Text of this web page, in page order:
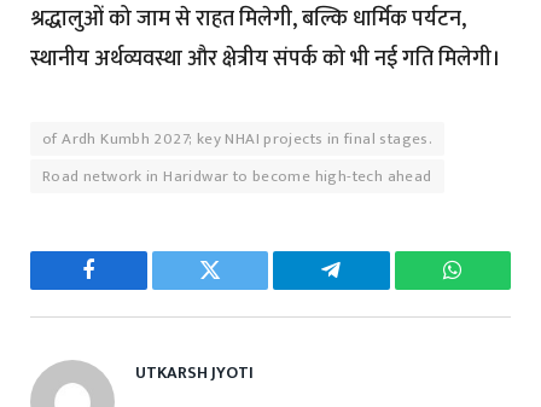
श्रद्धालुओं को जाम से राहत मिलेगी, बल्कि धार्मिक पर्यटन,
स्थानीय अर्थव्यवस्था और क्षेत्रीय संपर्क को भी नई गति मिलेगी।
of Ardh Kumbh 2027; key NHAI projects in final stages.
Road network in Haridwar to become high-tech ahead
Facebook Twitter Telegram
UTKARSH JYOTI